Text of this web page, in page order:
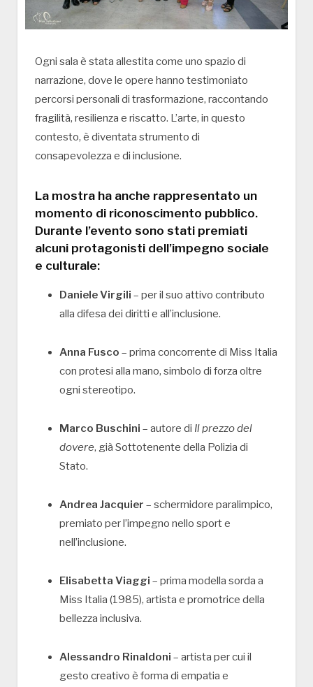
Ogni sala è stata allestita come uno spazio di
narrazione, dove le opere hanno testimoniato
percorsi personali di trasformazione, raccontando
fragilità, resilienza e riscatto. L’arte, in questo
contesto, è diventata strumento di
consapevolezza e di inclusione.
La mostra ha anche rappresentato un
momento di riconoscimento pubblico.
Durante l’evento sono stati premiati
alcuni protagonisti dell’impegno sociale
e culturale:
Daniele Virgili – per il suo attivo contributo
alla difesa dei diritti e all’inclusione.
Anna Fusco – prima concorrente di Miss Italia
con protesi alla mano, simbolo di forza oltre
ogni stereotipo.
Marco Buschini – autore di Il prezzo del
dovere, già Sottotenente della Polizia di
Stato.
Andrea Jacquier – schermidore paralimpico,
premiato per l’impegno nello sport e
nell’inclusione.
Elisabetta Viaggi – prima modella sorda a
Miss Italia (1985), artista e promotrice della
bellezza inclusiva.
Alessandro Rinaldoni – artista per cui il
gesto creativo è forma di empatia e